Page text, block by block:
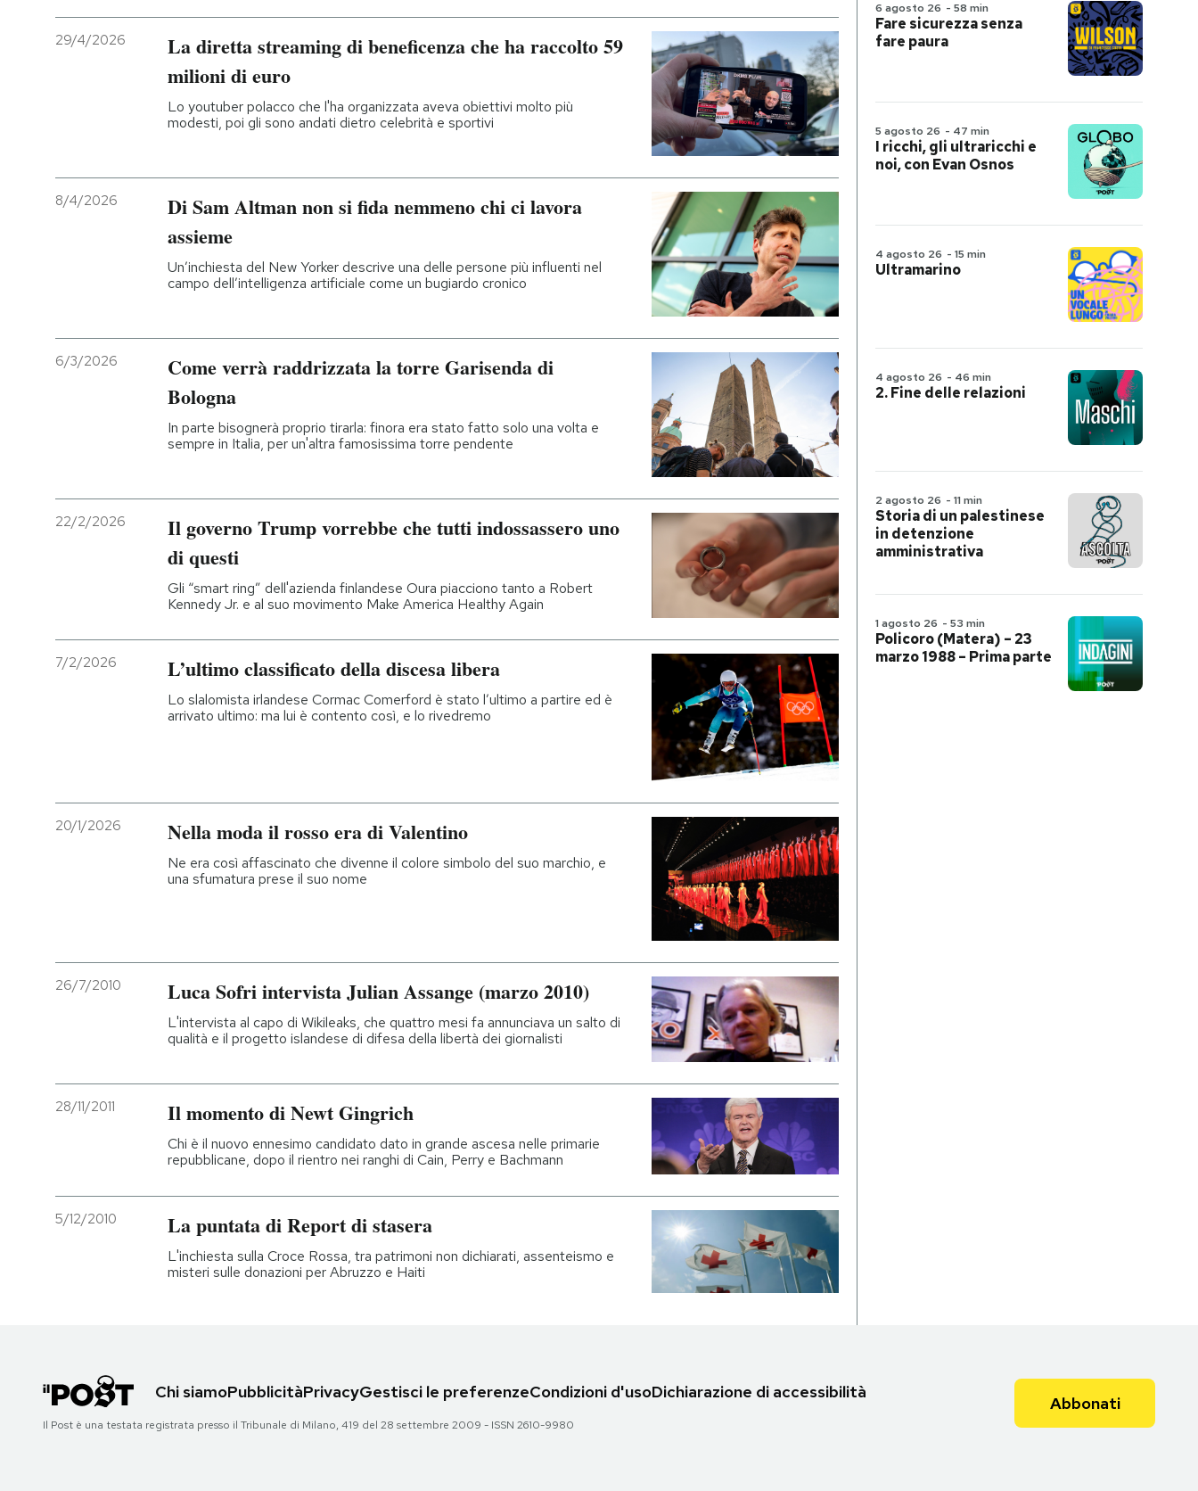
29/4/2026
La diretta streaming di beneficenza che ha raccolto 59
milioni di euro
Lo youtuber polacco che l'ha organizzata aveva obiettivi molto più
modesti, poi gli sono andati dietro celebrità e sportivi
8/4/2026
Di Sam Altman non si fida nemmeno chi ci lavora
assieme
Un’inchiesta del New Yorker descrive una delle persone più influenti nel
campo dell’intelligenza artificiale come un bugiardo cronico
6/3/2026
Come verrà raddrizzata la torre Garisenda di
Bologna
In parte bisognerà proprio tirarla: finora era stato fatto solo una volta e
sempre in Italia, per un'altra famosissima torre pendente
22/2/2026
Il governo Trump vorrebbe che tutti indossassero uno
di questi
Gli “smart ring” dell'azienda finlandese Oura piacciono tanto a Robert
Kennedy Jr. e al suo movimento Make America Healthy Again
7/2/2026 L’ultimo classificato della discesa libera
Lo slalomista irlandese Cormac Comerford è stato l’ultimo a partire ed è
arrivato ultimo: ma lui è contento così, e lo rivedremo
20/1/2026 Nella moda il rosso era di Valentino
Ne era così affascinato che divenne il colore simbolo del suo marchio, e
una sfumatura prese il suo nome
26/7/2010 Luca Sofri intervista Julian Assange (marzo 2010)
L'intervista al capo di Wikileaks, che quattro mesi fa annunciava un salto di
qualità e il progetto islandese di difesa della libertà dei giornalisti
28/11/2011 Il momento di Newt Gingrich
Chi è il nuovo ennesimo candidato dato in grande ascesa nelle primarie
repubblicane, dopo il rientro nei ranghi di Cain, Perry e Bachmann
5/12/2010 La puntata di Report di stasera
L'inchiesta sulla Croce Rossa, tra patrimoni non dichiarati, assenteismo e
misteri sulle donazioni per Abruzzo e Haiti
6 agosto 26 - 58 min
Fare sicurezza senza
fare paura
5 agosto 26 - 47 min
I ricchi, gli ultraricchi e
noi, con Evan Osnos
4 agosto 26 - 15 min
Ultramarino
4 agosto 26 - 46 min
2. Fine delle relazioni
2 agosto 26 - 11 min
Storia di un palestinese
in detenzione
amministrativa
1 agosto 26 - 53 min
Policoro (Matera) – 23
marzo 1988 – Prima parte
Chi siamoPubblicitàPrivacyGestisci le preferenzeCondizioni d'usoDichiarazione di accessibilità
Il Post è una testata registrata presso il Tribunale di Milano, 419 del 28 settembre 2009 - ISSN 2610-9980
Abbonati